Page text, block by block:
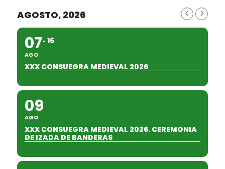
AGOSTO, 2026
07
AGO
16
XXX CONSUEGRA MEDIEVAL 2026
09
AGO
XXX CONSUEGRA MEDIEVAL 2026. CEREMONIA
DE IZADA DE BANDERAS